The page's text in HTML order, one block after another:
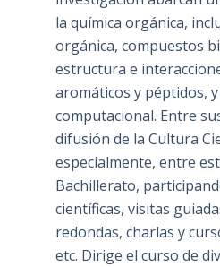
la química orgánica,
orgánica, compuestos
estructura e
aromáticos y péptidos,
computacional. Entre
difusión de la Cultura
especialmente, entre
Bachillerato,
científicas, visitas
redondas, charlas y
etc. Dirige el curso de